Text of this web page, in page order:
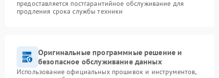
предоставляется постгарантийное обслуживание для
продления срока службы техники
Оригинальные программные решение и
безопасное обслуживание данных
Использование официальных прошивок и инструментов,